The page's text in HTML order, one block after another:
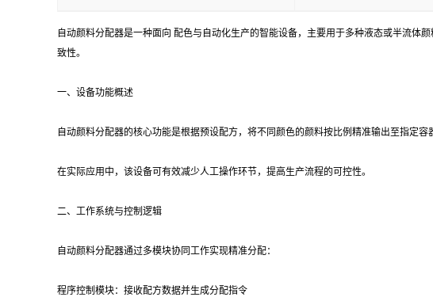
自动颜料分配器是一种面向 配色与自动化生产的智能设备，主要用于多种液态或半流体
致性。
一、设备功能概述
自动颜料分配器的核心功能是根据预设配方，将不同颜色的颜料按比例精准输出至指定
在实际应用中，该设备可有效减少人工操作环节，提高生产流程的可控性。
二、工作系统与控制逻辑
自动颜料分配器通过多模块协同工作实现精准分配：
程序控制模块：接收配方数据并生成分配指令